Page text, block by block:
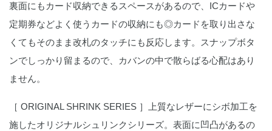
裏面にもカード収納できるスペースがあるので、ICカードや
定期券などよく使うカードの収納にも◎カードを取り出さな
くてもそのまま改札のタッチにも反応します。スナップボタ
ンでしっかり留まるので、カバンの中で散らばる心配はあり
ません。
［ ORIGINAL SHRINK SERIES ］
上質なレザーにシボ加工を
施したオリジナルシュリンクシリーズ。表面に凹凸があるの